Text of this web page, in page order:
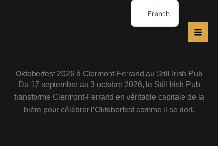
Oktoberfest 2026 à Clermont-Ferrand au Still Irish Pub
Du 17 septembre au 3 octobre 2026, le Still Irish Pub
transforme Clermont-Ferrand en véritable capitale de la
bière pour célébrer l’Oktoberfest comme il se doit.
French
English